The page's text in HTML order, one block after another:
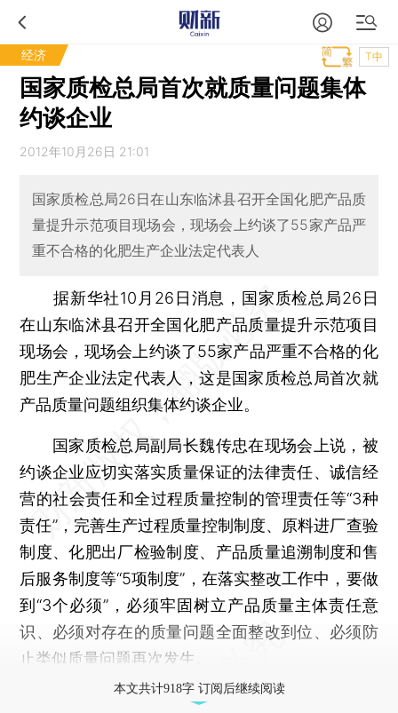
经济 T中
国家质检总局首次就质量问题集体
约谈企业
2012年10月26日 21:01
国家质检总局26日在山东临沭县召开全国化肥产品质
量提升示范项目现场会，现场会上约谈了55家产品严
重不合格的化肥生产企业法定代表人
据新华社10月26日消息，国家质检总局26日
在山东临沭县召开全国化肥产品质量提升示范项目
现场会，现场会上约谈了55家产品严重不合格的化
肥生产企业法定代表人，这是国家质检总局首次就
产品质量问题组织集体约谈企业。
国家质检总局副局长魏传忠在现场会上说，被
约谈企业应切实落实质量保证的法律责任、诚信经
营的社会责任和全过程质量控制的管理责任等“3种
责任”，完善生产过程质量控制制度、原料进厂查验
制度、化肥出厂检验制度、产品质量追溯制度和售
后服务制度等“5项制度”，在落实整改工作中，要做
到“3个必须”，必须牢固树立产品质量主体责任意
识、必须对存在的质量问题全面整改到位、必须防
止类似质量问题再次发生。
本文共计918字 订阅后继续阅读